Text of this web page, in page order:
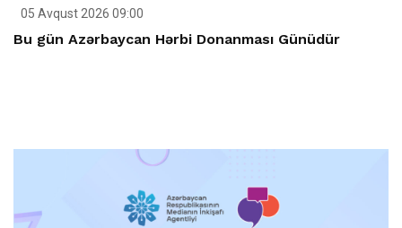
05 Avqust 2026 09:00
Bu gün Azərbaycan Hərbi Donanması Günüdür